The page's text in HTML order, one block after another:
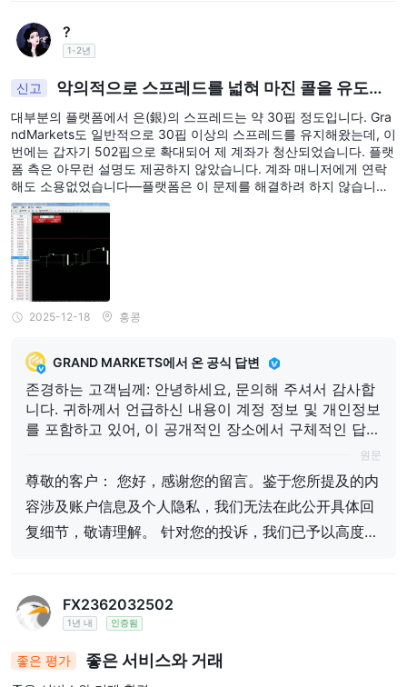
우리의 공식 고객 서비스 이메일: support@grandmar
kets.com에 발송해 주시면, 우리는 계속 주목하고 있으
며, 귀하를 위해 추가 검증 및 소통을 진행할 것입니다.
귀하의 이해와 지원에 감사드립니다. 이에, GrandMark
ets
时也已通过外汇天眼平台向您同步传达。 如您对该结论
仍有疑问，欢迎您进一步提供相关支持性说明或补充证
据，并发送至我们的官方客服邮箱：support@grandm
arkets.com，我们将持续关注并乐于为您作进一步核查
与沟通。 感谢您的理解与支持。 此致 GrandMarkets
?
1-2년
신고
악의적으로 스프레드를 넓혀 마진 콜을 유도합
니다.
대부분의 플랫폼에서 은(銀)의 스프레드는 약 30핍 정도입니다. Gra
ndMarkets도 일반적으로 30핍 이상의 스프레드를 유지해왔는데, 이
번에는 갑자기 502핍으로 확대되어 제 계좌가 청산되었습니다. 플랫
폼 측은 아무런 설명도 제공하지 않았습니다. 계좌 매니저에게 연락
해도 소용없었습니다—플랫폼은 이 문제를 해결하려 하지 않습니다.
이들을 폭로하세요! 다른 투자자들에게 경고하여 가까이하지 않도록
하십시오. 이는 사기 플랫폼입니다—각별히 주의하세요! 사진이 증명
합니다!
2025-12-18 홍콩
GRAND MARKETS에서 온 공식 답변
존경하는 고객님께: 안녕하세요, 문의해 주셔서 감사합
니다. 귀하께서 언급하신 내용이 계정 정보 및 개인정보
를 포함하고 있어, 이 공개적인 장소에서 구체적인 답변
내용을 상세히 안내해 드릴 수 없음을 양해 부탁드립니
다. 귀하의 불만 사항에 대해서는 이미 심각하게 인지하
고 있으며, 전반적이고 신중한 검증 및 평가를 진행한
후, 최종 처리 결론을 도출하였습니다. 해당 결론은 당
사의 공식 이메일을 통해 귀하께 발송되었으며, 동시에
당사의 공식 고객 서비스 이메일(support@grandmark
ets.com)로 보내 주시기 바랍니다. 당사는 지속적으로
관심을 가지고 있으며, 추가적인 검증 및 소통을 위해
기꺼이 도와드리겠습니다. 이해와 지원에 감사드립니
원문
尊敬的客户： 您好，感谢您的留言。鉴于您所提及的内
容涉及账户信息及个人隐私，我们无法在此公开具体回
复细节，敬请理解。 针对您的投诉，我们已予以高度重
时也已通过外汇天眼平台向您同步传达。 如您对该结论
仍有疑问，欢迎您进一步提供相关支持性说明或补充证
据，并发送至我们的官方客服邮箱：support@grandm
FX2362032502
1년 내 인증됨
좋은 평가 좋은 서비스와 거래